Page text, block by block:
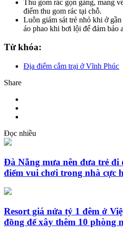
Thu gom rác gọn gàng, mang
điểm thu gom rác tại chỗ.
Luôn giám sát trẻ nhỏ khi ở
áo phao khi bơi lội để đảm bảo
Từ khóa:
Địa điểm cắm trại ở Vĩnh Phúc
Share
Đọc nhiều
Đà Nẵng mưa nên đưa trẻ đi
điểm vui chơi trong nhà cực
Resort giá nửa tỷ 1 đêm ở
đồng để xây thêm 10 phòng